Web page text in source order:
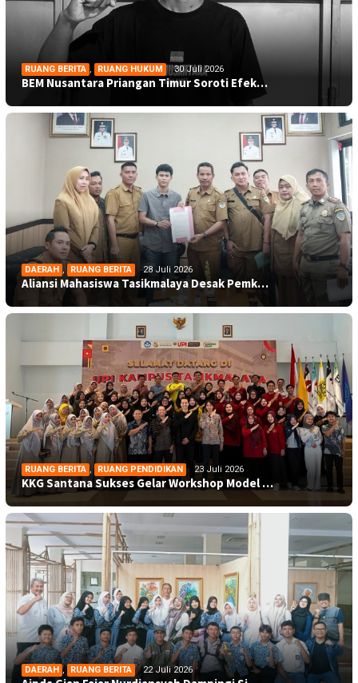
RUANG BERITA , RUANG HUKUM 30 Juli 2026
BEM Nusantara Priangan Timur Soroti Efek…
DAERAH , RUANG BERITA 28 Juli 2026
Aliansi Mahasiswa Tasikmalaya Desak Pemk…
RUANG BERITA , RUANG PENDIDIKAN 23 Juli 2026
KKG Santana Sukses Gelar Workshop Model …
DAERAH , RUANG BERITA 22 Juli 2026